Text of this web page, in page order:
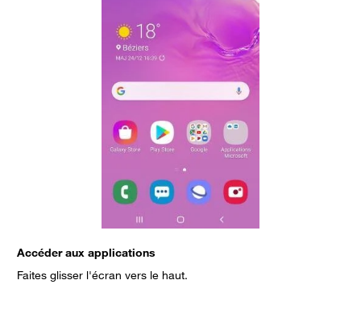
Accéder aux applications
Faites glisser l'écran vers le haut.